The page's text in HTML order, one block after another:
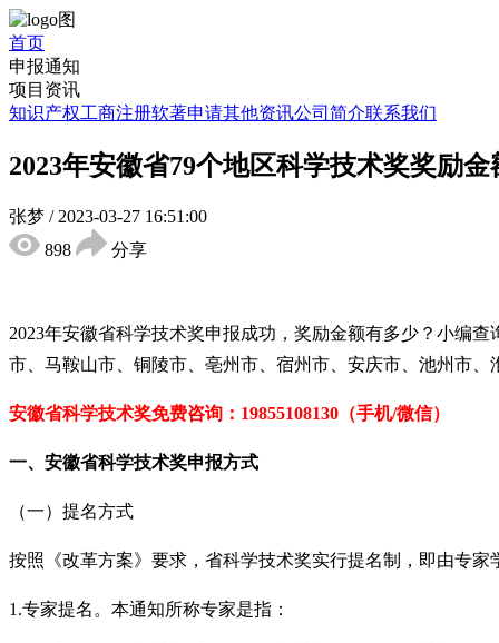
首页
申报通知
项目资讯
知识产权工商注册软著申请其他资讯公司简介联系我们
2023年安徽省79个地区科学技术奖奖励
张梦 / 2023-03-27 16:51:00
898
分享
2023年安徽省科学技术奖申报成功，奖励金额有多少？小编
市、马鞍山市、铜陵市、亳州市、宿州市、安庆市、池州市
安徽省科学技术奖免费咨询：19855108130（手机/微信）
一、安徽省科学技术奖申报方式
（一）提名方式
按照《改革方案》要求，省科学技术奖实行提名制，即由专
1.专家提名。本通知所称专家是指：